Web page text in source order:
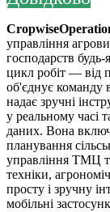
управління
господарств
цикл робіт — від
об'єднує команду
надає зручні
у реальному часі
даних. Вона
планування
управління ТМЦ
техніки,
просту і зручну
мобільні